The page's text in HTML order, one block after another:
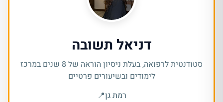
דניאל תשובה
סטודנטית לרפואה, בעלת ניסיון הוראה של 8 שנים במרכז
לימודים ובשיעורים פרטיים
רמת גן📍